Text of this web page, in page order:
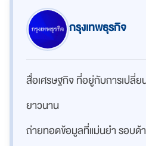
กรุงเทพธุรกิจ
สื่อเศรษฐกิจ ที่อยู่กับการเปลี่ย
ยาวนาน
ถ่ายทอดข้อมูลที่แม่นยำ รอบด้